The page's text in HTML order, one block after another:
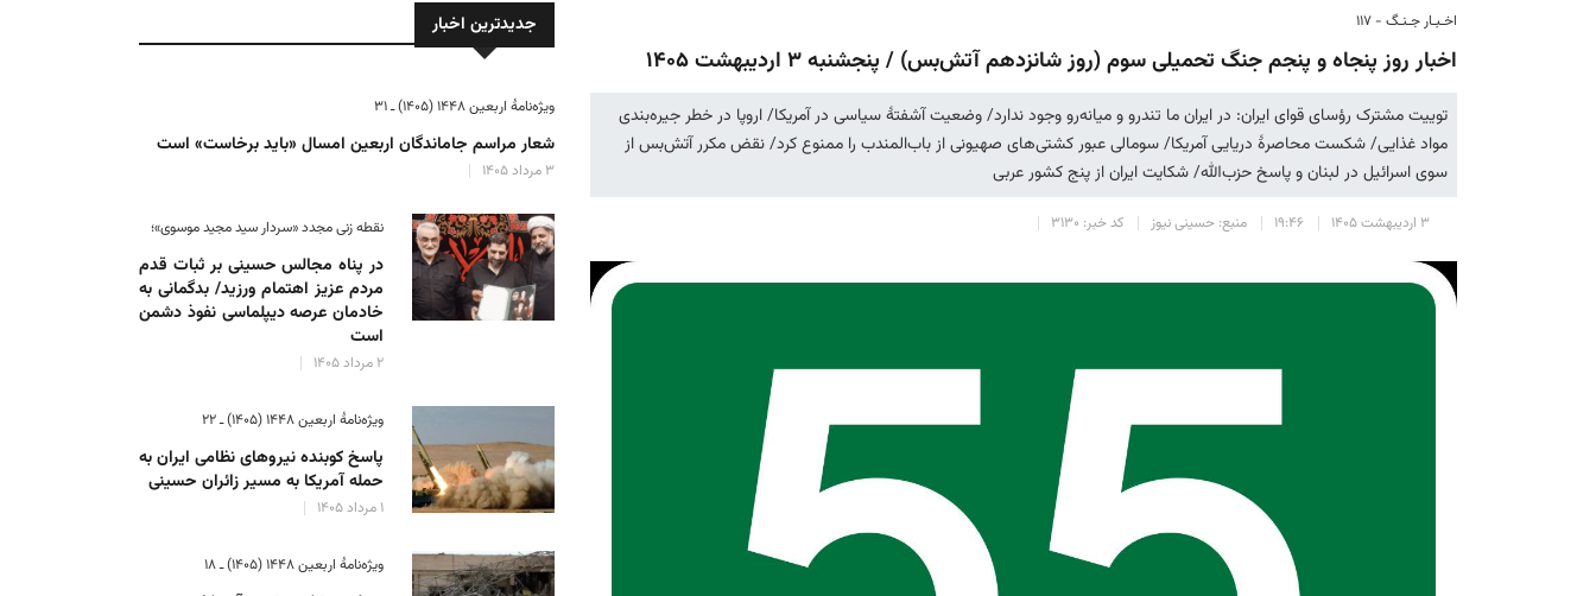
اخـبـار جـنـگ - ۱۱۷
اخبار روز پنجاه و پنجم جنگ تحمیلی سوم (روز شانزدهم آتش‌بس) / پنجشنبه ۳ اردیبهشت ۱۴۰۵
توییت مشترک رؤسای قوای ایران: ‌در ایران ما تندرو و میانه‌رو وجود ندارد/ وضعیت آشفتهٔ سیاسی در آمریکا/ اروپا در خطر جیره‌بندی
مواد غذایی/ شکست محاصرهٔ دریایی آمریکا/ سومالی عبور کشتی‌های صهیونی از باب‌المندب را ممنوع کرد/ نقض مکرر آتش‌بس از
سوی اسرائیل در لبنان و پاسخ حزب‌الله/ شکایت ایران از پنج کشور‌ عربی
۳ اردیبهشت ۱۴۰۵ ۱۹:۴۶ منبع: حسینی نیوز کد خبر: ۳۱۳۰
جدیدترین اخبار
ویژه‌نامهٔ اربعین ۱۴۴۸ (۱۴۰۵) ـ ۳۱
شعار مراسم جاماندگان اربعین امسال «باید برخاست» است
۳ مرداد ۱۴۰۵
نقطه زنی مجدد «سردار سید مجید موسوی»؛
در پناه مجالس حسینی بر ثبات‌ قدم
مردم عزیز اهتمام ورزید/ بدگمانی به
خادمان عرصه دیپلماسی نفوذ دشمن
است
۲ مرداد ۱۴۰۵
ویژه‌نامهٔ اربعین ۱۴۴۸ (۱۴۰۵) ـ ۲۲
پاسخ کوبنده نیروهای نظامی ایران به
حمله آمریکا به مسیر زائران حسینی
۱ مرداد ۱۴۰۵
ویژه‌نامهٔ اربعین ۱۴۴۸ (۱۴۰۵) ـ ۱۸